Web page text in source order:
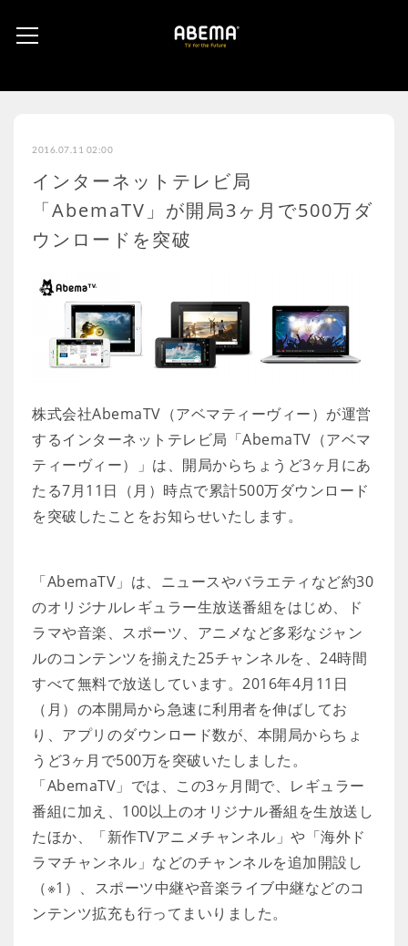
2016.07.11 02:00
インターネットテレビ局
「AbemaTV」が開局3ヶ月で500万ダ
ウンロードを突破
株式会社AbemaTV（アベマティーヴィー）が運営
するインターネットテレビ局「AbemaTV（アベマ
ティーヴィー）」は、開局からちょうど3ヶ月にあ
たる7月11日（月）時点で累計500万ダウンロード
を突破したことをお知らせいたします。
「AbemaTV」は、ニュースやバラエティなど約30
のオリジナルレギュラー生放送番組をはじめ、ド
ラマや音楽、スポーツ、アニメなど多彩なジャン
ルのコンテンツを揃えた25チャンネルを、24時間
すべて無料で放送しています。2016年4月11日
（月）の本開局から急速に利用者を伸ばしてお
り、アプリのダウンロード数が、本開局からちょ
うど3ヶ月で500万を突破いたしました。
「AbemaTV」では、この3ヶ月間で、レギュラー
番組に加え、100以上のオリジナル番組を生放送し
たほか、「新作TVアニメチャンネル」や「海外ド
ラマチャンネル」などのチャンネルを追加開設し
（※1）、スポーツ中継や音楽ライブ中継などのコ
ンテンツ拡充も行ってまいりました。